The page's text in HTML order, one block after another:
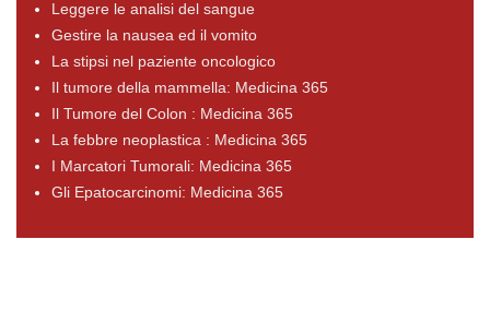
Leggere le analisi del sangue
Gestire la nausea ed il vomito
La stipsi nel paziente oncologico
Il tumore della mammella: Medicina 365
Il Tumore del Colon : Medicina 365
La febbre neoplastica : Medicina 365
I Marcatori Tumorali: Medicina 365
Gli Epatocarcinomi: Medicina 365